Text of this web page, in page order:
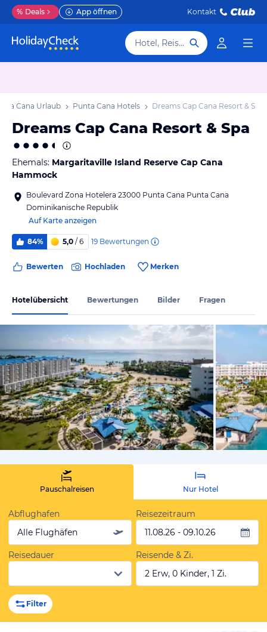
% Deals App öffnen Kontakt
Hotel, Reiseziel
Cana Urlaub Punta Cana Hotels Dreams Cap Cana Resort & Spa
Dreams Cap Cana Resort & Spa
Ehemals: Margaritaville Island Reserve Cap Cana
Hammock
Boulevard Zona Hotelera 23000 Punta Cana Punta Cana
Dominikanische Republik
Auf Karte anzeigen
84% 5,0 / 6 19 Bewertungen
Bewerten Hochladen Merken
Hotelübersicht Bewertungen Bilder Fragen
vom
Pauschalreisen Nur Hotel
Abflughafen
Alle Flughäfen
Reisezeitraum
11.08.26 - 09.10.26
Reisedauer
Reisende & Zi.
2 Erw, 0 Kinder, 1 Zi.
Filter